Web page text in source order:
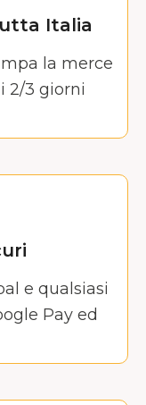
Italia
la merce
2/3 giorni
e qualsiasi
Pay ed